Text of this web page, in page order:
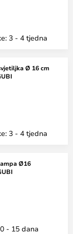
3 - 4 tjedna
Ø 16 cm
3 - 4 tjedna
Ø16
- 15 dana